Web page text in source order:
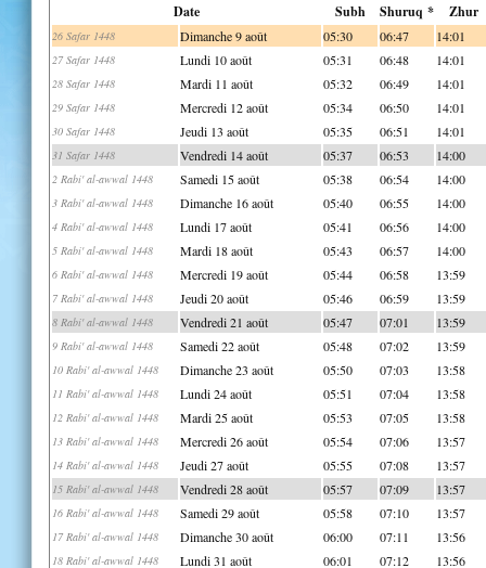
Date Subh Shuruq * Zhur
26 Safar 1448 Dimanche 9 août 05:30 06:47 14:01
27 Safar 1448 Lundi 10 août 05:31 06:48 14:01
28 Safar 1448 Mardi 11 août 05:32 06:49 14:01
29 Safar 1448 Mercredi 12 août 05:34 06:50 14:01
30 Safar 1448 Jeudi 13 août 05:35 06:51 14:01
31 Safar 1448 Vendredi 14 août 05:37 06:53 14:00
2 Rabi' al-awwal 1448 Samedi 15 août 05:38 06:54 14:00
3 Rabi' al-awwal 1448 Dimanche 16 août 05:40 06:55 14:00
4 Rabi' al-awwal 1448 Lundi 17 août 05:41 06:56 14:00
5 Rabi' al-awwal 1448 Mardi 18 août 05:43 06:57 14:00
6 Rabi' al-awwal 1448 Mercredi 19 août 05:44 06:58 13:59
7 Rabi' al-awwal 1448 Jeudi 20 août 05:46 06:59 13:59
8 Rabi' al-awwal 1448 Vendredi 21 août 05:47 07:01 13:59
9 Rabi' al-awwal 1448 Samedi 22 août 05:48 07:02 13:59
10 Rabi' al-awwal 1448 Dimanche 23 août 05:50 07:03 13:58
11 Rabi' al-awwal 1448 Lundi 24 août 05:51 07:04 13:58
12 Rabi' al-awwal 1448 Mardi 25 août 05:53 07:05 13:58
13 Rabi' al-awwal 1448 Mercredi 26 août 05:54 07:06 13:57
14 Rabi' al-awwal 1448 Jeudi 27 août 05:55 07:08 13:57
15 Rabi' al-awwal 1448 Vendredi 28 août 05:57 07:09 13:57
16 Rabi' al-awwal 1448 Samedi 29 août 05:58 07:10 13:57
17 Rabi' al-awwal 1448 Dimanche 30 août 06:00 07:11 13:56
18 Rabi' al-awwal 1448 Lundi 31 août 06:01 07:12 13:56